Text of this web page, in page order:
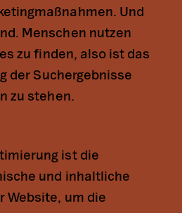
Und
Menschen nutzen
zu finden, also ist das
der Suchergebnisse
zu stehen.
ist die
und inhaltliche
Website, um die